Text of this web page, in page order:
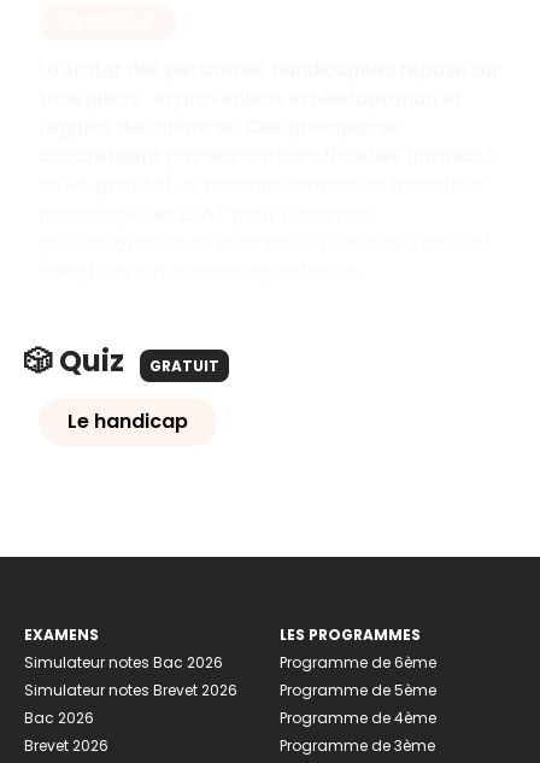
🎲 Quiz GRATUIT
Le handicap
EXAMENS
Simulateur notes Bac 2026
Simulateur notes Brevet 2026
Bac 2026
Brevet 2026
LES PROGRAMMES
Programme de 6ème
Programme de 5ème
Programme de 4ème
Programme de 3ème